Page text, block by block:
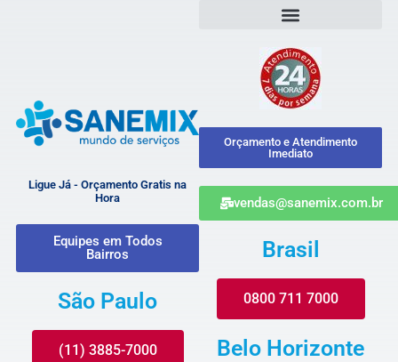
Ligue Já - Orçamento Gratis na
Hora
Equipes em Todos
Bairros
São Paulo
(11) 3885-7000
Orçamento e Atendimento
Imediato
vendas@sanemix.com.br
Brasil
0800 711 7000
Belo Horizonte